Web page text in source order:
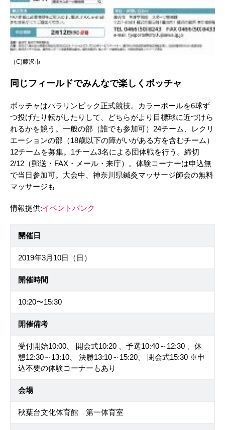
（C)藤沢市
同じフィールドでみんなで楽しくボッチャ
ボッチャはパラリンピック正式競技。カラーボールを6球ず
つ投げたり転がしたりして、どちらがより目標球に近づけら
れるかを競う。一般の部（誰でも参加可）24チーム、レクリ
エーションの部（18歳以下の障がいがある方を含むチーム）
12チームを募集。1チーム3名による団体戦を行う。締切
2/12（郵送・FAX・メール・来庁）。体験コーナーは申込無
で当日参加可。大会中、神奈川県鍼灸マッサージ師会の無料
マッサージも
情報提供:イベントバンク
開催日
2019年3月10日（日）
開催時間
10:20〜15:30
開催備考
受付開始10:00、 開会式10:20 、予選10:40～12:30 、休
憩12:30～13:10、 決勝13:10～15:20、 閉会式15:30 ※申
込不要の体験コーナーもあり
会場
秋葉台文化体育館 第一体育室